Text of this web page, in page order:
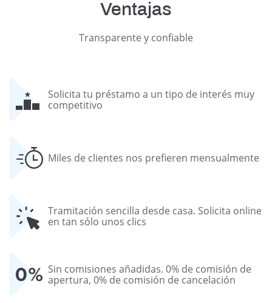
Ventajas
Transparente y confiable
Solicita tu préstamo a un tipo de interés muy
competitivo
Miles de clientes nos prefieren mensualmente
Tramitación sencilla desde casa. Solicita online
en tan sólo unos clics
Sin comisiones añadidas. 0% de comisión de
apertura, 0% de comisión de cancelación